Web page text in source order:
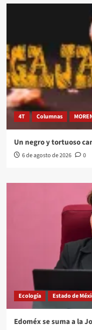
4T Columnas
Un negro y tortuoso
6 de agosto de 2026 0
Ecología Estado de
Edoméx se suma a la